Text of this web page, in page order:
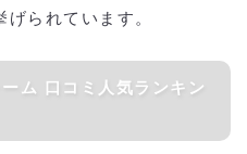
げられています。